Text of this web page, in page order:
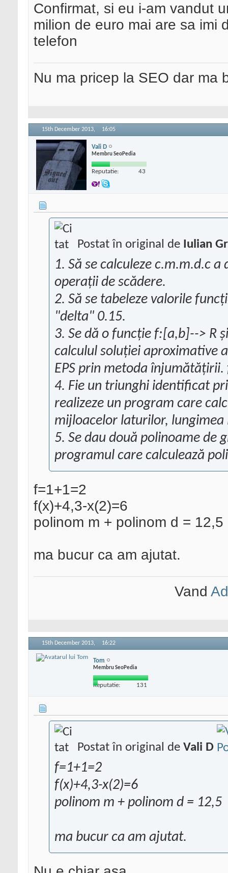
Confirmat, si eu i-am vandut
milion de euro mai are sa imi
telefon
Nu ma pricep la SEO dar ma
15th December 2013, 16:05
Vali D
Membru SeoPedia
Reputatie: 43
Postat în original de Iulian
1. Să se calculeze c.m.m.d.c
operații de scădere.
2. Să se tabeleze valorile
"delta" 0.15.
3. Se dă o funcție f:[a,b]--> R
calculul soluției aproximative
EPS prin metoda
4. Fie un triunghi identificat
realizeze un program care
mijloacelor laturilor,
5. Se dau două polinoame de
programul care calculează
f=1+1=2
f(x)+4,3-x(2)=6
polinom m + polinom d = 12,5
ma bucur ca am ajutat.
Vand
15th December 2013, 16:22
Tom
Membru SeoPedia
Reputatie: 131
Postat în original de Vali D
f=1+1=2
f(x)+4,3-x(2)=6
polinom m + polinom d = 12,5
ma bucur ca am ajutat.